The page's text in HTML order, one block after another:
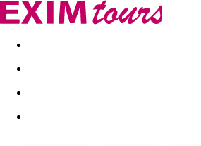
Akční nabídky Last minute